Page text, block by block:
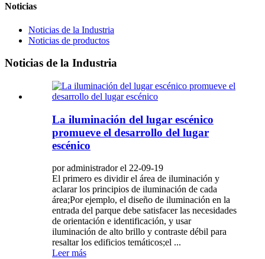
Noticias
Noticias de la Industria
Noticias de productos
Noticias de la Industria
La iluminación del lugar escénico
promueve el desarrollo del lugar
escénico
por administrador el 22-09-19
El primero es dividir el área de iluminación y
aclarar los principios de iluminación de cada
área;Por ejemplo, el diseño de iluminación en la
entrada del parque debe satisfacer las necesidades
de orientación e identificación, y usar
iluminación de alto brillo y contraste débil para
resaltar los edificios temáticos;el ...
Leer más